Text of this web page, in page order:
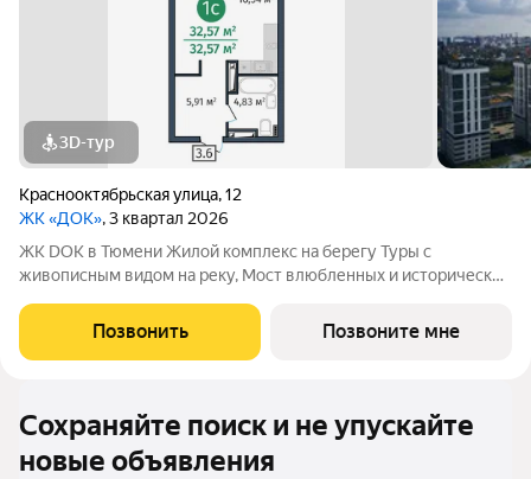
3D-тур
Краснооктябрьская улица,12
ЖК «ДОК», 3 квартал 2026
ЖК DOK в Тюмени Жилой комплекс на берегу Туры с
живописным видом на реку, Мост влюбленных и исторический
принципиально новой организацией общественных зон. Три
лепестка здания сходятся в большое
Позвонить Позвоните мне
Сохраняйте поиск и не упускайте
новые объявления